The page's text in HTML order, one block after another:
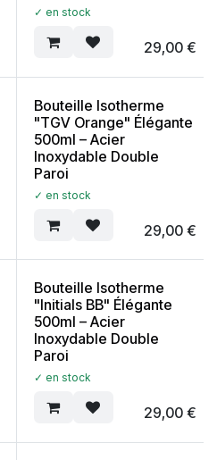
✓ en stock
29,00€
Bouteille Isotherme
"TGV Orange" Élégante
500ml – Acier
Inoxydable Double
Paroi
✓ en stock
29,00€
Bouteille Isotherme
"Initials BB" Élégante
500ml – Acier
Inoxydable Double
Paroi
✓ en stock
29,00€